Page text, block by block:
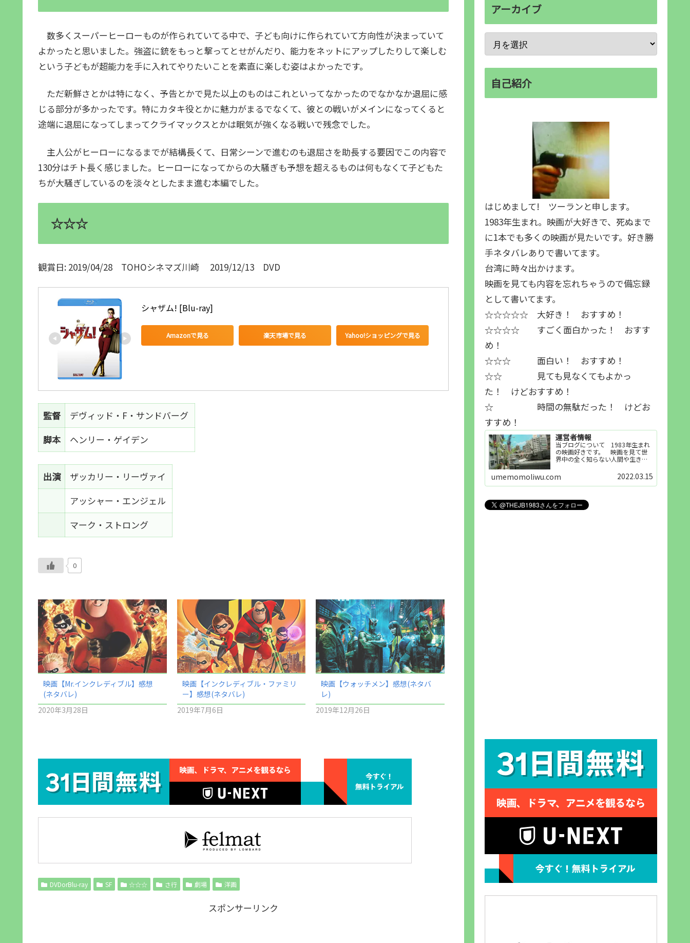
数多くスーパーヒーローものが作られていてる中で、子ども向けに作られていて方向性が決まっていて
よかったと思いました。強盗に銃をもっと撃ってとせがんだり、能力をネットにアップしたりして楽しむ
という子どもが超能力を手に入れてやりたいことを素直に楽しむ姿はよかったです。
ただ新鮮さとかは特になく、予告とかで見た以上のものはこれといってなかったのでなかなか退屈に感
じる部分が多かったです。特にカタキ役とかに魅力がまるでなくて、彼との戦いがメインになってくると
途端に退屈になってしまってクライマックスとかは眠気が強くなる戦いで残念でした。
主人公がヒーローになるまでが結構長くて、日常シーンで進むのも退屈さを助長する要因でこの内容で
130分はチト長く感じました。ヒーローになってからの大騒ぎも予想を超えるものは何もなくて子どもた
ちが大騒ぎしているのを淡々としたまま進む本編でした。
☆☆☆
観賞日: 2019/04/28 TOHOシネマズ川崎 2019/12/13 DVD
シャザム! [Blu-ray]
Amazonで見る 楽天市場で見る Yahoo!ショッピングで見る
監督
デヴィッド・F・サンドバーグ
脚本
ヘンリー・ゲイデン
出演
ザッカリー・リーヴァイ
アッシャー・エンジェル
マーク・ストロング
0
映画【Mr.インクレディブル】感想
(ネタバレ)
2020年3月28日
映画【インクレディブル・ファミリ
ー】感想(ネタバレ)
2019年7月6日
映画【ウォッチメン】感想(ネタバ
レ)
2019年12月26日
DVDorBlu-ray SF ☆☆☆ さ行 劇場 洋画
スポンサーリンク
アーカイブ
自己紹介
はじめまして! ツーランと申します。
1983年生まれ。映画が大好きで、死ぬまで
に1本でも多くの映画が見たいです。好き勝
手ネタバレありで書いてます。
台湾に時々出かけます。
映画を見ても内容を忘れちゃうので備忘録
として書いてます。
☆☆☆☆☆ 大好き！ おすすめ！
☆☆☆☆ すごく面白かった！ おすす
め！
☆☆☆ 面白い！ おすすめ！
☆☆ 見ても見なくてもよかっ
た！ けどおすすめ！
☆ 時間の無駄だった！ けどお
すすめ！
運営者情報
当ブログについて 1983年生まれ
の映画好きです。 映画を見て世
界中の全く知らない人間や生き物
世界知らない世界に触れることが
好きで映画を見てます。「映画を
見られれば幸福度を高い」とわか
umemomoliwu.com 2022.03.15